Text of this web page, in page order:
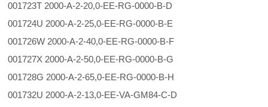
001723T 2000-A-2-20,0-EE-RG-0000-B-D
001724U 2000-A-2-25,0-EE-RG-0000-B-E
001726W 2000-A-2-40,0-EE-RG-0000-B-F
001727X 2000-A-2-50,0-EE-RG-0000-B-G
001728G 2000-A-2-65,0-EE-RG-0000-B-H
001732U 2000-A-2-13,0-EE-VA-GM84-C-D